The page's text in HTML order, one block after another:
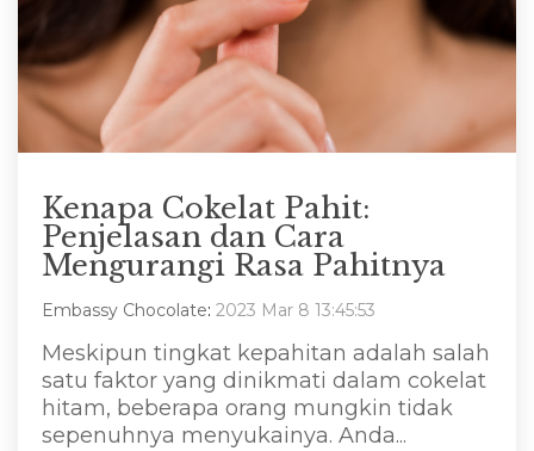
Kenapa Cokelat Pahit:
Penjelasan dan Cara
Mengurangi Rasa Pahitnya
Embassy Chocolate: 2023 Mar 8 13:45:53
Meskipun tingkat kepahitan adalah salah
satu faktor yang dinikmati dalam cokelat
hitam, beberapa orang mungkin tidak
sepenuhnya menyukainya. Anda...